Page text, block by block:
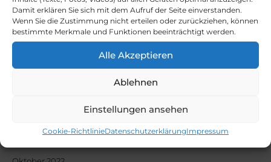
Damit erklären Sie sich mit dem Aufruf der Seite einverstanden.
Wenn Sie die Zustimmung nicht erteilen oder zurückziehen, können
bestimmte Merkmale und Funktionen beeinträchtigt werden.
Alle Akzeptieren
Ablehnen
Einstellungen ansehen
Cookie-RichtlinieDatenschutzerklärungImpressum
Dezember 2023
Oktober 2023